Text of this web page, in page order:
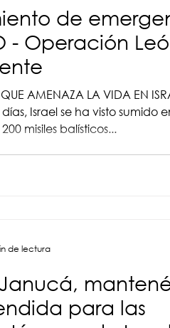
de
- Operación
AMENAZA LA VIDA EN
días, Israel se ha visto sumido
misiles balísticos...
para las
de lectura